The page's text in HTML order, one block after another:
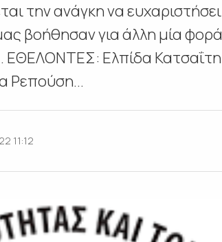
την ανάγκη να
βοήθησαν για άλλη μία
. ΕΘΕΛΟΝΤΕΣ: Ελπίδα
Ρεπούση...
11:12